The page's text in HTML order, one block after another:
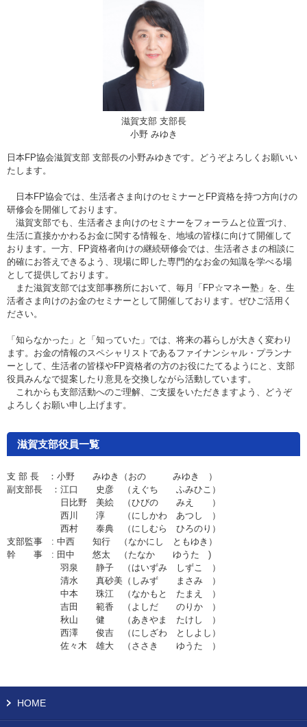
滋賀支部 支部長
小野 みゆき
日本FP協会滋賀支部 支部長の小野みゆきです。どうぞよろしくお願いい
たします。
日本FP協会では、生活者さま向けのセミナーとFP資格を持つ方向けの
研修会を開催しております。
滋賀支部でも、生活者さま向けのセミナーをフォーラムと位置づけ、
生活に直接かかわるお金に関する情報を、地域の皆様に向けて開催して
おります。一方、FP資格者向けの継続研修会では、生活者さまの相談に
的確にお答えできるよう、現場に即した専門的なお金の知識を学べる場
として提供しております。
また滋賀支部では支部事務所において、毎月「FP☆マネー塾」を、生
活者さま向けのお金のセミナーとして開催しております。ぜひご活用く
ださい。
「知らなかった」と「知っていた」では、将来の暮らしが大きく変わり
ます。お金の情報のスペシャリストであるファイナンシャル・プランナ
ーとして、生活者の皆様やFP資格者の方のお役にたてるようにと、支部
役員みんなで提案したり意見を交換しながら活動しています。
これからも支部活動へのご理解、ご支援をいただきますよう、どうぞ
よろしくお願い申し上げます。
滋賀支部役員一覧
支 部 長 ：小野 みゆき（おの みゆき ）
副支部長 ：江口 史彦 （えぐち ふみひこ）
日比野 美絵 （ひびの みえ ）
西川 淳 （にしかわ あつし ）
西村 泰典 （にしむら ひろのり）
支部監事 : 中西 知行 （なかにし ともゆき）
幹 事 : 田中 悠太 （たなか ゆうた )
羽泉 静子 （はいずみ しずこ ）
清水 真砂美（しみず まさみ ）
中本 珠江 （なかもと たまえ ）
吉田 範香 （よしだ のりか ）
秋山 健 （あきやま たけし ）
西澤 俊吉 （にしざわ としよし）
佐々木 雄大 （ささき ゆうた ）
HOME